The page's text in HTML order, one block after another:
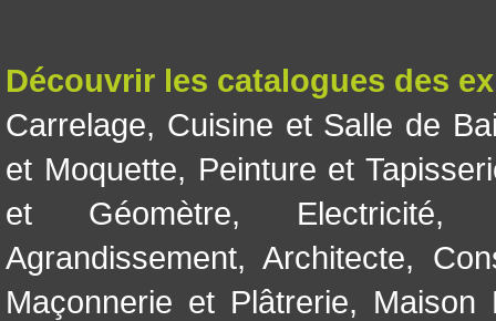
Découvrir les catalogues des
Carrelage, Cuisine et Salle de
et Moquette, Peinture et
et Géomètre, Electricité
Agrandissement, Architecte,
Maçonnerie et Plâtrerie, Maison